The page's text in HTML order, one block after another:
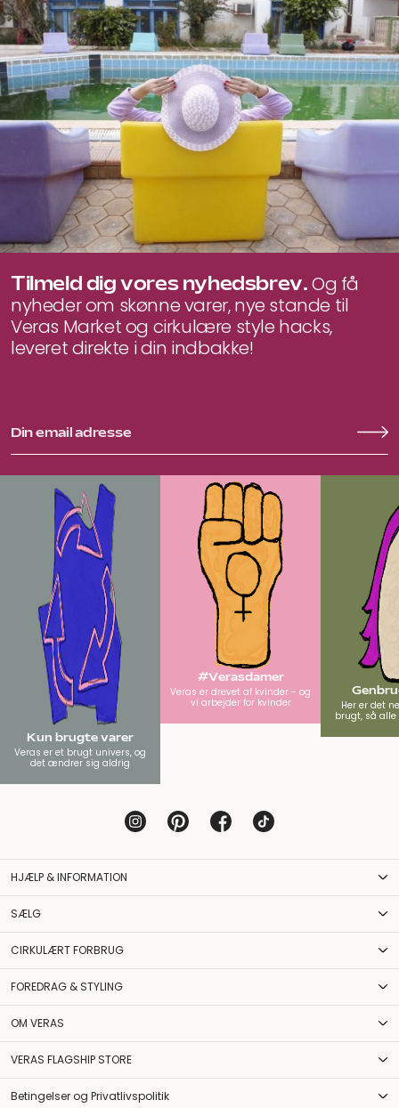
Tilmeld dig vores nyhedsbrev.Og få
nyheder om skønne varer, nye stande til
Veras Market og cirkulære style hacks,
leveret direkte i din indbakke!
Kun brugte varer
Veras er et brugt univers, og
det ændrer sig aldrig
#Verasdamer
Veras er drevet af kvinder - og
vi arbejder for kvinder
Her er det
brugt, så
HJÆLP & INFORMATION
SÆLG
CIRKULÆRT FORBRUG
FOREDRAG & STYLING
OM VERAS
VERAS FLAGSHIP STORE
Betingelser og Privatlivspolitik